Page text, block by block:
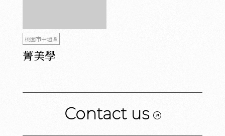
桃園市中壢區
菁美學
Contact us